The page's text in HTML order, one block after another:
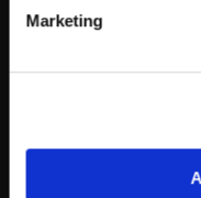
Marketing